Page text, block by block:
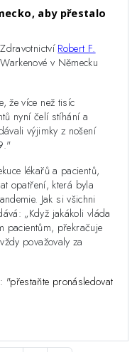
aby přestalo
Robert F.
v Německu
že více než tisíc
nyní čelí stíhání a
výjimky z nošení
lékařů a pacientů,
opatření, která byla
Jak si všichni
„Když jakákoli vláda
pacientům, překračuje
považovaly za
"přestaňte pronásledovat